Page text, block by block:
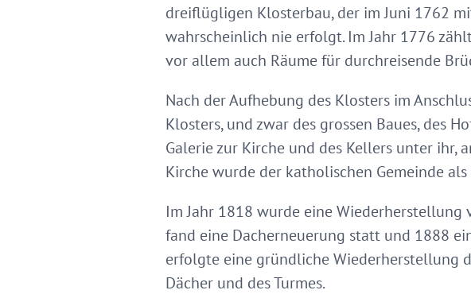
dreiflügligen Klosterbau, der im Juni 1762
wahrscheinlich nie erfolgt. Im Jahr 1776
vor allem auch Räume für durchreisende
Nach der Aufhebung des Klosters im
Klosters, und zwar des grossen Baues, des
Galerie zur Kirche und des Kellers unter ihr,
Kirche wurde der katholischen Gemeinde
Im Jahr 1818 wurde eine
fand eine Dacherneuerung statt und 1888
erfolgte eine gründliche Wiederherstellung
Dächer und des Turmes.